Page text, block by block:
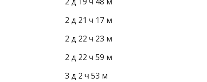
2 д 21 ч 17 м
2 д 22 ч 23 м
2 д 22 ч 59 м
3 д 2 ч 53 м